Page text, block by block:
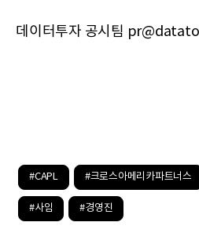
데이터투자 공시팀
#CAPL #크로스아메리카파트너스
#사임 #경영진